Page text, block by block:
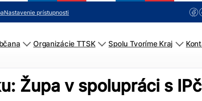
Nastavenie prístupnosti
Organizácie TTSK Spolu Tvoríme Kraj
Župa v spolupráci s